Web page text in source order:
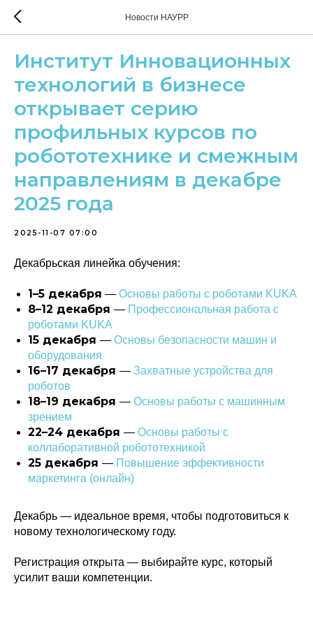
Новости НАУРР
Институт Инновационных
технологий в бизнесе
открывает серию
профильных курсов по
робототехнике и смежным
направлениям в декабре
2025 года
2025-11-07 07:00
Декабрьская линейка обучения:
1–5 декабря — Основы работы с роботами KUKA
8–12 декабря — Профессиональная работа с
роботами KUKA
15 декабря — Основы безопасности машин и
оборудования
16–17 декабря — Захватные устройства для
роботов
18–19 декабря — Основы работы с машинным
зрением
22–24 декабря — Основы работы с
коллаборативной робототехникой
25 декабря — Повышение эффективности
маркетинга (онлайн)
Декабрь — идеальное время, чтобы подготовиться к
новому технологическому году.
Регистрация открыта — выбирайте курс, который
усилит ваши компетенции.